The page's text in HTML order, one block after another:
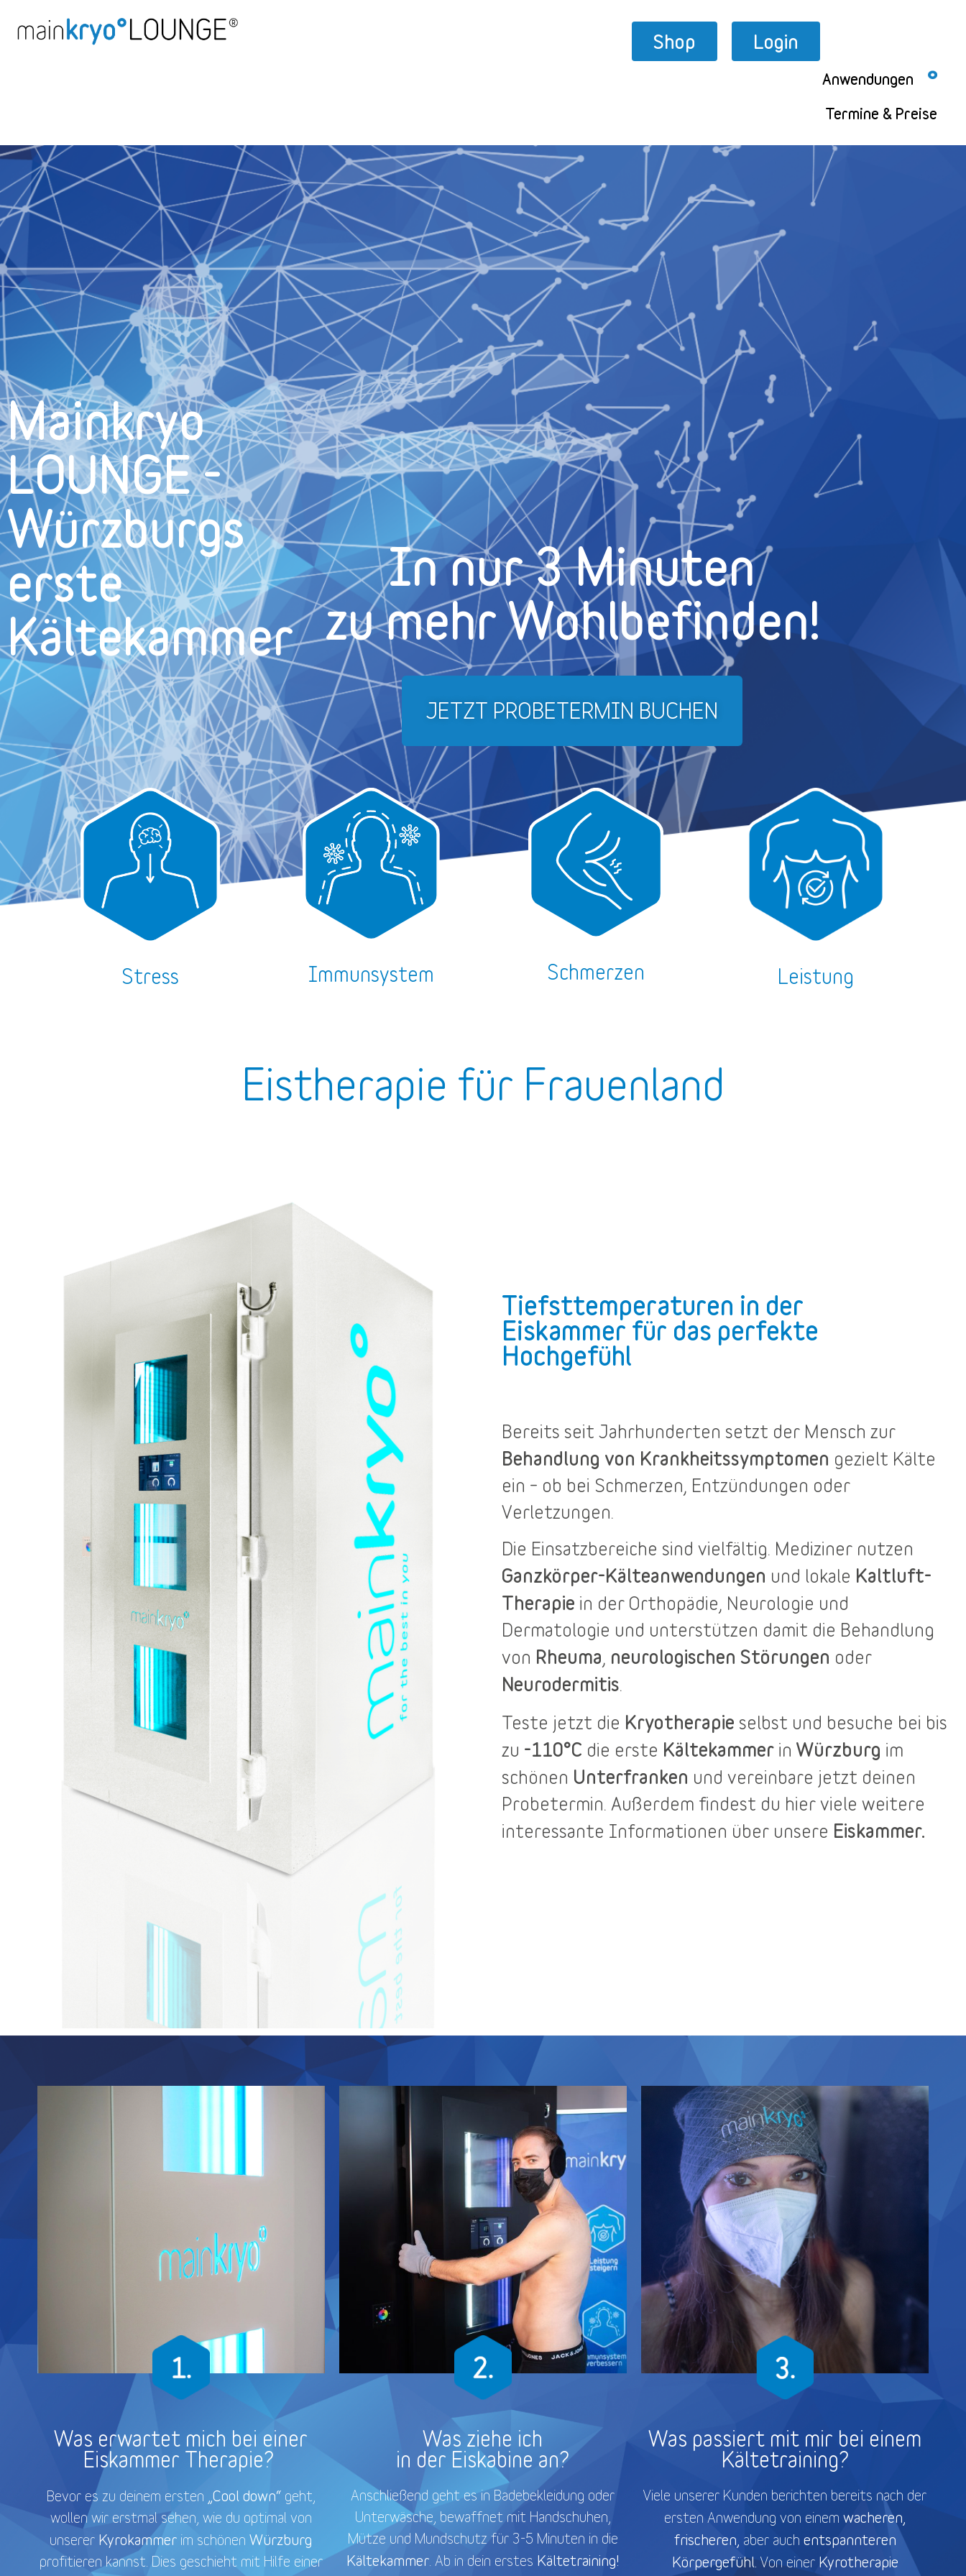
Shop Login
Anwendungen
Termine & Preise
Mainkryo
LOUNGE -
Würzburgs
erste
Kältekammer
In nur 3 Minuten
zu mehr Wohl­befinden!
JETZT PROBETERMIN BUCHEN
Stress Immunsystem Schmerzen Leistung
Eistherapie für Frauenland
Tiefsttemperaturen in der
Eiskammer für das perfekte
Hochgefühl
Bereits seit Jahrhunderten setzt der Mensch zur
Behandlung von Krankheitssymptomen gezielt Kälte
ein – ob bei Schmerzen, Entzündungen oder
Verletzungen.
Die Einsatzbereiche sind vielfältig. Mediziner nutzen
Ganzkörper-Kälteanwendungen und lokale Kaltluft-
Therapie in der Orthopädie, Neurologie und
Dermatologie und unterstützen damit die Behandlung
von Rheuma, neurologischen Störungen oder
Neurodermitis.
Teste jetzt die Kryotherapie selbst und besuche bei bis
zu -110°C die erste Kältekammer in Würzburg im
schönen Unterfranken und vereinbare jetzt deinen
Probetermin. Außerdem findest du hierviele weitere
interessante Informationen über unsere Eiskammer.
Was erwartet mich bei einer
Eiskammer Therapie?
Bevor es zu deinem ersten „Cool down“geht,
wollen wir erstmal sehen, wie du optimal von
unserer Kyrokammer im schönenWürzburg
profitieren kannst. Dies geschieht mit Hilfe einer
Was ziehe ich
in der Eiskabine an?
Anschließend geht es in Badebekleidung oder
Unterwäsche, bewaffnet mit Handschuhen,
Mütze und Mundschutz für 3-5 Minuten in die
Kältekammer. Ab in dein erstes Kältetraining!
Was passiert mit mir bei einem
Kältetraining?
Viele unserer Kunden berichten bereits nach der
ersten Anwendung von einemwacheren,
frischeren, aber auch entspannteren
Körpergefühl.Von einer Kyrotherapie